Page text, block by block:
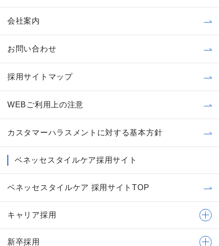
会社案内
お問い合わせ
採用サイトマップ
WEBご利用上の注意
カスタマーハラスメントに対する基本方針
ベネッセスタイルケア採用サイト
ベネッセスタイルケア 採用サイトTOP
キャリア採用
新卒採用